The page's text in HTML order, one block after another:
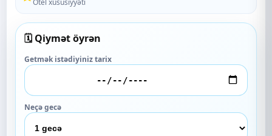
Otel xüsusiyyəti
🗓️ Qiymət öyrən
Getmək istədiyiniz tarix
Neçə gecə